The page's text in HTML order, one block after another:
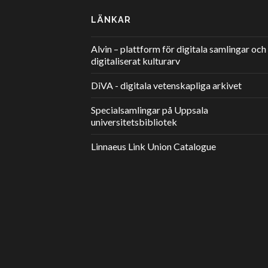
LÄNKAR
Alvin – plattform för digitala samlingar och
digitaliserat kulturarv
DiVA - digitala vetenskapliga arkivet
Specialsamlingar på Uppsala
universitetsbibliotek
Linnaeus Link Union Catalogue